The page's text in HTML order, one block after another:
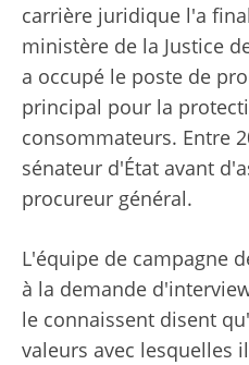
carrière juridique l'a
ministère de la Justice
a occupé le poste de
principal pour la
consommateurs. Entre
sénateur d'État avant
procureur général.
L'équipe de campagne
à la demande
le connaissent disent
valeurs avec lesquelles